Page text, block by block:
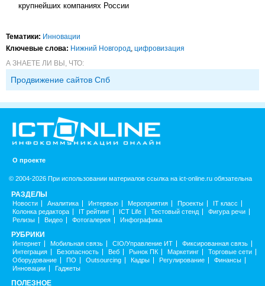
крупнейших компаниях России
Тематики: Инновации
Ключевые слова: Нижний Новгород цифровизация
А ЗНАЕТЕ ЛИ ВЫ, ЧТО:
Продвижение сайтов Спб
О проекте
© 2004-2026 При использовании материалов ссылка на ict-online.ru обязательна
РАЗДЕЛЫ
Новости Аналитика Интервью Мероприятия Проекты
IT класс
Колонка редактора
IT рейтинг ICT Life Тестовый стенд
Фигура речи
Релизы
Видео Фотогалерея Инфографика
РУБРИКИ
Интернет Мобильная связь CIO/Управление ИТ
Фиксированная связь
Интеграция
Безопасность Веб Рынок ПК Маркетинг
Торговые сети
Оборудование
ПО Outsourcing Кадры Регулирование
Финансы
Инновации
Гаджеты
ПОЛЕЗНОЕ